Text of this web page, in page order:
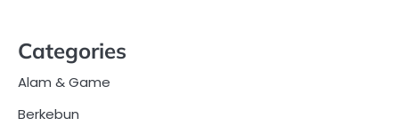
Categories
Alam & Game
Berkebun